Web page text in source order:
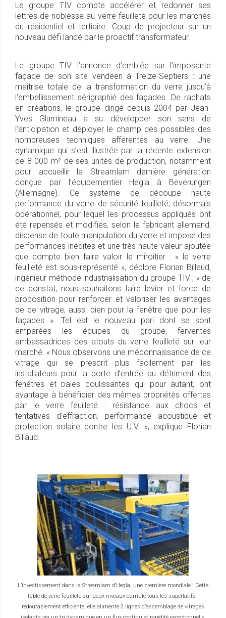
Le groupe TIV compte accélérer et redonner ses
lettres de noblesse au verre feuilleté pour les marchés
du résidentiel et tertiaire. Coup de projecteur sur un
nouveau défi lancé par le proactif transformateur.
Le groupe TIV l’annonce d’emblée sur l’imposante
façade de son site vendéen à Treize-Septiers : une
maîtrise totale de la transformation du verre jusqu’à
l’embellissement sérigraphié des façades. De rachats
en créations, le groupe dirigé depuis 2004 par Jean-
Yves Glumineau a su développer son sens de
l’anticipation et déployer le champ des possibles des
nombreuses techniques afférentes au verre. Une
dynamique qui s’est illustrée par la récente extension
de 8 000 m² de ses unités de production, notamment
pour accueillir la Streamlam dernière génération
conçue par l’équipementier Hegla à Beverungen
(Allemagne). Ce système de découpe haute
performance du verre de sécurité feuilleté, désormais
opérationnel, pour lequel les processus appliqués ont
été repensés et modifiés, selon le fabricant allemand,
dispense de toute manipulation du verre et impose des
performances inédites et une très haute valeur ajoutée
que compte bien faire valoir le miroitier : « le verre
feuilleté est sous-représenté », déplore Florian Billaud,
ingénieur méthode industrialisation du groupe TIV ; « de
ce constat, nous souhaitons faire levier et force de
proposition pour renforcer et valoriser les avantages
de ce vitrage, aussi bien pour la fenêtre que pour les
façades ». Tel est le nouveau pari dont se sont
emparées les équipes du groupe, ferventes
ambassadrices des atouts du verre feuilleté sur leur
marché. « Nous observons une méconnaissance de ce
vitrage qui se prescrit plus facilement par les
installateurs pour la porte d’entrée au détriment des
fenêtres et baies coulissantes qui pour autant, ont
avantage à bénéficier des mêmes propriétés offertes
par le verre feuilleté : résistance aux chocs et
tentatives d’effraction, performance acoustique et
protection solaire contre les U.V. », explique Florian
Billaud.
L’investissement dans la Streamlam d’Hegla, une première mondiale ! Cette
table de verre feuilleté sur deux niveaux cumule tous les superlatifs ;
redoutablement efficiente, elle alimente 2 lignes d’assemblage de vitrages